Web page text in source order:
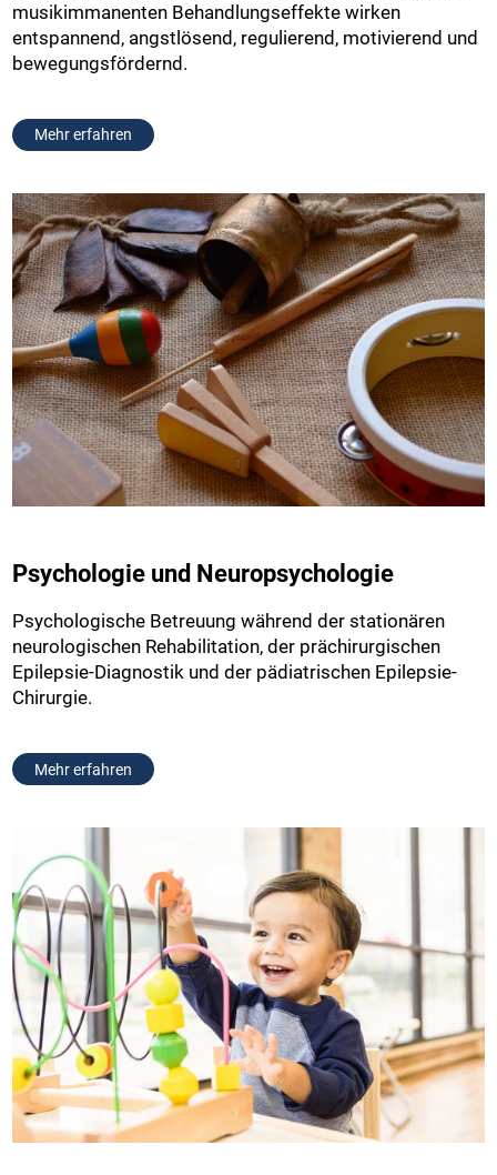
musikimmanenten Behandlungseffekte wirken
entspannend, angstlösend, regulierend, motivierend und
bewegungsfördernd.
Mehr erfahren
Psychologie und Neuropsychologie
Psychologische Betreuung während der stationären
neurologischen Rehabilitation, der prächirurgischen
Epilepsie-Diagnostik und der pädiatrischen Epilepsie-
Chirurgie.
Mehr erfahren